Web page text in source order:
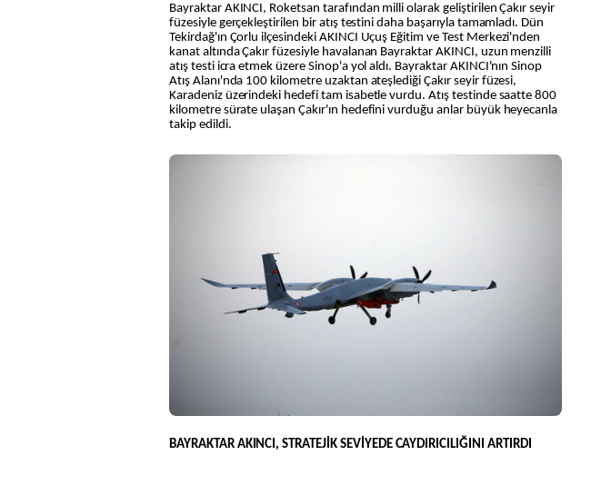
Bayraktar AKINCI, Roketsan tarafından milli olarak geliştirilen Çakır seyir
füzesiyle gerçekleştirilen bir atış testini daha başarıyla tamamladı. Dün
Tekirdağ'ın Çorlu ilçesindeki AKINCI Uçuş Eğitim ve Test Merkezi'nden
kanat altında Çakır füzesiyle havalanan Bayraktar AKINCI, uzun menzilli
atış testi icra etmek üzere Sinop'a yol aldı. Bayraktar AKINCI'nın Sinop
Atış Alanı'nda 100 kilometre uzaktan ateşlediği Çakır seyir füzesi,
Karadeniz üzerindeki hedefi tam isabetle vurdu. Atış testinde saatte 800
kilometre sürate ulaşan Çakır'ın hedefini vurduğu anlar büyük heyecanla
takip edildi.
BAYRAKTAR AKINCI, STRATEJİK SEVİYEDE CAYDIRICILIĞINI ARTIRDI